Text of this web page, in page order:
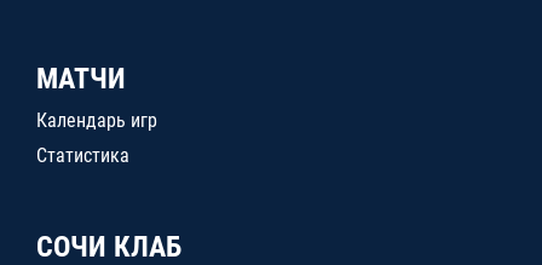
МАТЧИ
Календарь игр
Статистика
СОЧИ КЛАБ